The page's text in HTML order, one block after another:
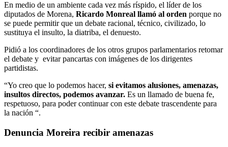
En medio de un ambiente cada vez más ríspido, el líder de los
diputados de Morena, Ricardo Monreal llamó al orden porque no
se puede permitir que un debate racional, técnico, civilizado, lo
sustituya el insulto, la diatriba, el denuesto.
Pidió a los coordinadores de los otros grupos parlamentarios retomar
el debate y evitar pancartas con imágenes de los dirigentes
partidistas.
“Yo creo que lo podemos hacer, si evitamos alusiones, amenazas,
insultos directos, podemos avanzar. Es un llamado de buena fe,
respetuoso, para poder continuar con este debate trascendente para
la nación “.
Denuncia Moreira recibir amenazas